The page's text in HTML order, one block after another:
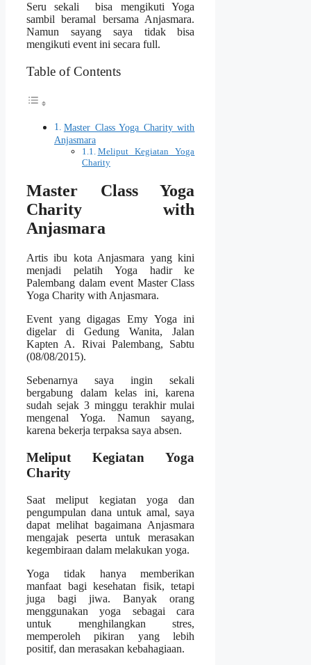
Seru sekali bisa mengikuti Yoga
sambil beramal bersama Anjasmara.
Namun sayang saya tidak bisa
mengikuti event ini secara full.
Table of Contents
Master Class Yoga Charity with
Anjasmara
Meliput Kegiatan Yoga
Charity
Master Class Yoga
Charity with
Anjasmara
Artis ibu kota Anjasmara yang kini
menjadi pelatih Yoga hadir ke
Palembang dalam event Master Class
Yoga Charity with Anjasmara.
Event yang digagas Emy Yoga ini
digelar di Gedung Wanita, Jalan
Kapten A. Rivai Palembang, Sabtu
(08/08/2015).
Sebenarnya saya ingin sekali
bergabung dalam kelas ini, karena
sudah sejak 3 minggu terakhir mulai
mengenal Yoga. Namun sayang,
karena bekerja terpaksa saya absen.
Meliput Kegiatan Yoga
Charity
Saat meliput kegiatan yoga dan
pengumpulan dana untuk amal, saya
dapat melihat bagaimana Anjasmara
mengajak peserta untuk merasakan
kegembiraan dalam melakukan yoga.
Yoga tidak hanya memberikan
manfaat bagi kesehatan fisik, tetapi
juga bagi jiwa. Banyak orang
menggunakan yoga sebagai cara
untuk menghilangkan stres,
memperoleh pikiran yang lebih
positif, dan merasakan kebahagiaan.